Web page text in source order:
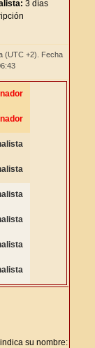
3 días
(UTC +2). Fecha
su nombre: